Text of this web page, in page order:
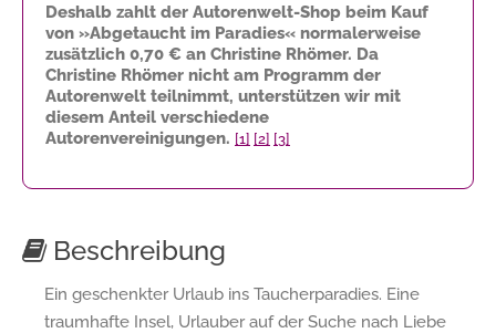
Deshalb zahlt der Autorenwelt-Shop beim Kauf
von »Abgetaucht im Paradies« normalerweise
zusätzlich 0,70 € an Christine Rhömer. Da
Christine Rhömer nicht am Programm der
Autorenwelt teilnimmt, unterstützen wir mit
diesem Anteil verschiedene
Autorenvereinigungen. [1] [2] [3]
Beschreibung
Ein geschenkter Urlaub ins Taucherparadies. Eine
traumhafte Insel, Urlauber auf der Suche nach Liebe